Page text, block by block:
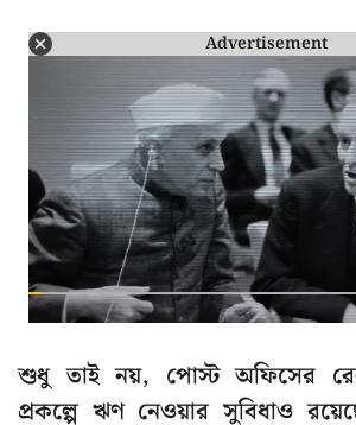
Advertisement
শুধু তাই নয়, পোস্ট অফিসের
প্রকল্পে ঋণ নেওয়ার সুবিধাও